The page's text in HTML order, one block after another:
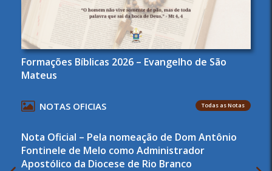
Formações Bíblicas 2026 – Evangelho de São
Mateus
NOTAS OFICIAS Todas as Notas
Nota Oficial – Pela nomeação de Dom Antônio
Fontinele de Melo como Administrador
Apostólico da Diocese de Rio Branco